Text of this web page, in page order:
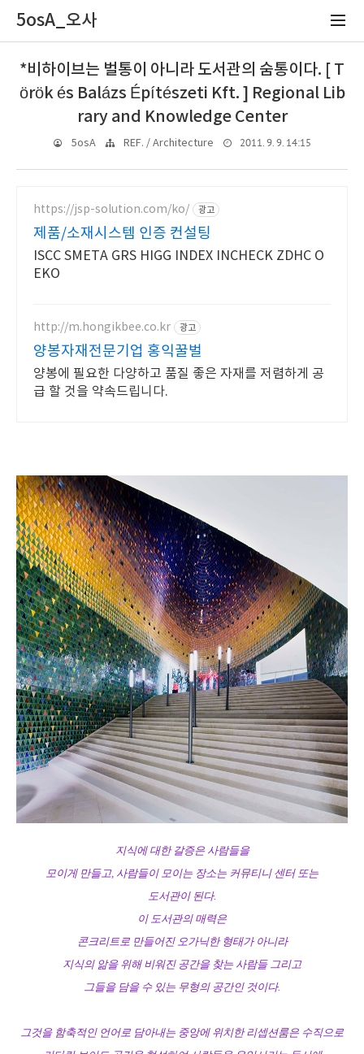
5osA_오사
*비하이브는 벌통이 아니라 도서관의 숨통이다. [ T
örök és Balázs Építészeti Kft. ] Regional Lib
rary and Knowledge Center
5osA REF. / Architecture 2011. 9. 9. 14:15
https://jsp-solution.com/ko/ 광고
제품/소재시스템 인증 컨설팅
ISCC SMETA GRS HIGG INDEX INCHECK ZDHC O
EKO
http://m.hongikbee.co.kr 광고
양봉자재전문기업 홍익꿀벌
양봉에 필요한 다양하고 품질 좋은 자재를 저렴하게 공
급 할 것을 약속드립니다.
지식에 대한 갈증은 사람들을
모이게 만들고, 사람들이 모이는 장소는 커뮤티니 센터 또는
도서관이 된다.
이 도서관의 매력은
콘크리트로 만들어진 오가닉한 형태가 아니라
지식의 앎을 위해 비워진 공간을 찾는 사람들 그리고
그들을 담을 수 있는 무형의 공간인 것이다.
그것을 함축적인 언어로 담아내는 중앙에 위치한 리셉션룸은 수직으로